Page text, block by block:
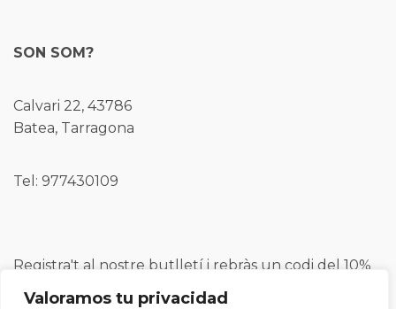
Valoramos tu privacidad
SON SOM?
Calvari 22, 43786
Batea, Tarragona
Tel: 977430109
Registra't al nostre butlletí i rebràs un codi del 10%
de descompte per a la teva pròxima compra.